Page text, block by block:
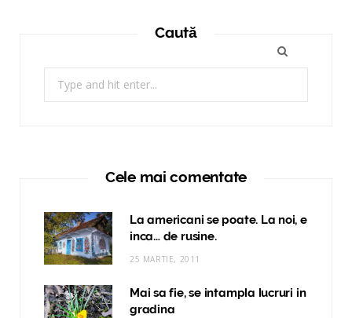
Caută
Cele mai comentate
La americani se poate. La noi, e
inca… de rusine.
25 MARTIE, 2011
Mai sa fie, se intampla lucruri in
gradina